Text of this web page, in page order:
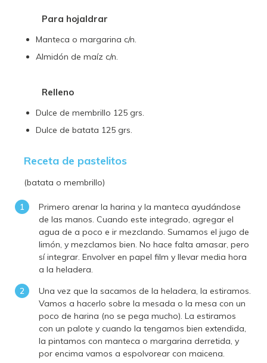
Para hojaldrar
Manteca o margarina c/n.
Almidón de maíz c/n.
Relleno
Dulce de membrillo 125 grs.
Dulce de batata 125 grs.
Receta de pastelitos
(batata o membrillo)
Primero arenar la harina y la manteca ayudándose
de las manos. Cuando este integrado, agregar el
agua de a poco e ir mezclando. Sumamos el jugo de
limón, y mezclamos bien. No hace falta amasar, pero
sí integrar. Envolver en papel film y llevar media hora
a la heladera.
Una vez que la sacamos de la heladera, la estiramos.
Vamos a hacerlo sobre la mesada o la mesa con un
poco de harina (no se pega mucho). La estiramos
con un palote y cuando la tengamos bien extendida,
la pintamos con manteca o margarina derretida, y
por encima vamos a espolvorear con maicena.